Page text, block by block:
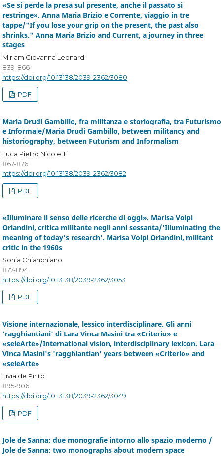
«Se si perde la presa sul presente, anche il passato si
restringe». Anna Maria Brizio e Corrente, viaggio in tre
tappe/"If you lose your grip on the present, the past also
shrinks." Anna Maria Brizio and Current, a journey in three
stages
Miriam Giovanna Leonardi
839-866
https://doi.org/10.13138/2039-2362/3080
PDF
Maria Drudi Gambillo, fra militanza e storiografia, tra Futurismo
e Informale/Maria Drudi Gambillo, between militancy and
historiography, between Futurism and Informalism
Luca Pietro Nicoletti
867-876
https://doi.org/10.13138/2039-2362/3082
PDF
«Illuminare il senso delle ricerche di oggi». Marisa Volpi
Orlandini, critica militante negli anni sessanta/'Illuminating the
meaning of today's research'. Marisa Volpi Orlandini, militant
critic in the 1960s
Sonia Chianchiano
877-894
https://doi.org/10.13138/2039-2362/3053
PDF
Visione internazionale, lessico interdisciplinare. Gli anni
'ragghiantiani' di Lara Vinca Masini tra «Criterio» e
«seleArte»/International vision, interdisciplinary lexicon. Lara
Vinca Masini's 'ragghiantian' years between «Criterio» and
«seleArte»
Livia de Pinto
895-906
https://doi.org/10.13138/2039-2362/3049
PDF
Jole de Sanna: due monografie intorno allo spazio moderno /
Jole de Sanna: two monographs about modern space